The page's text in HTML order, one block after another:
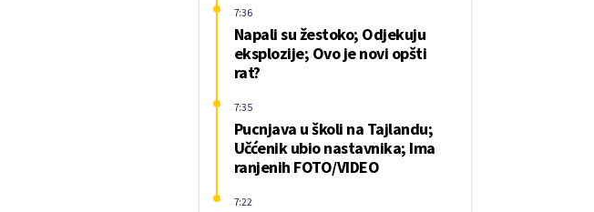
Napali su žestoko; Odjekuju
eksplozije; Ovo je novi opšti
rat?
7:36
Pucnjava u školi na Tajlandu;
Učćenik ubio nastavnika; Ima
ranjenih FOTO/VIDEO
7:35
7:22